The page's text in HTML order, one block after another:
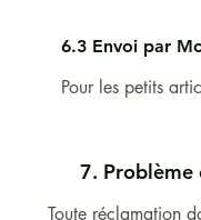
ATELIER2MAIN -
saurait être
6.3 Envoi par
Pour les petits
7.
Toute réclamation